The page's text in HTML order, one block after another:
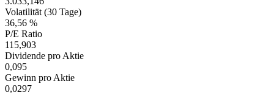
Volatilität (30 Tage)
36,56 %
P/E Ratio
115,903
Dividende pro Aktie
0,095
Gewinn pro Aktie
0,0297